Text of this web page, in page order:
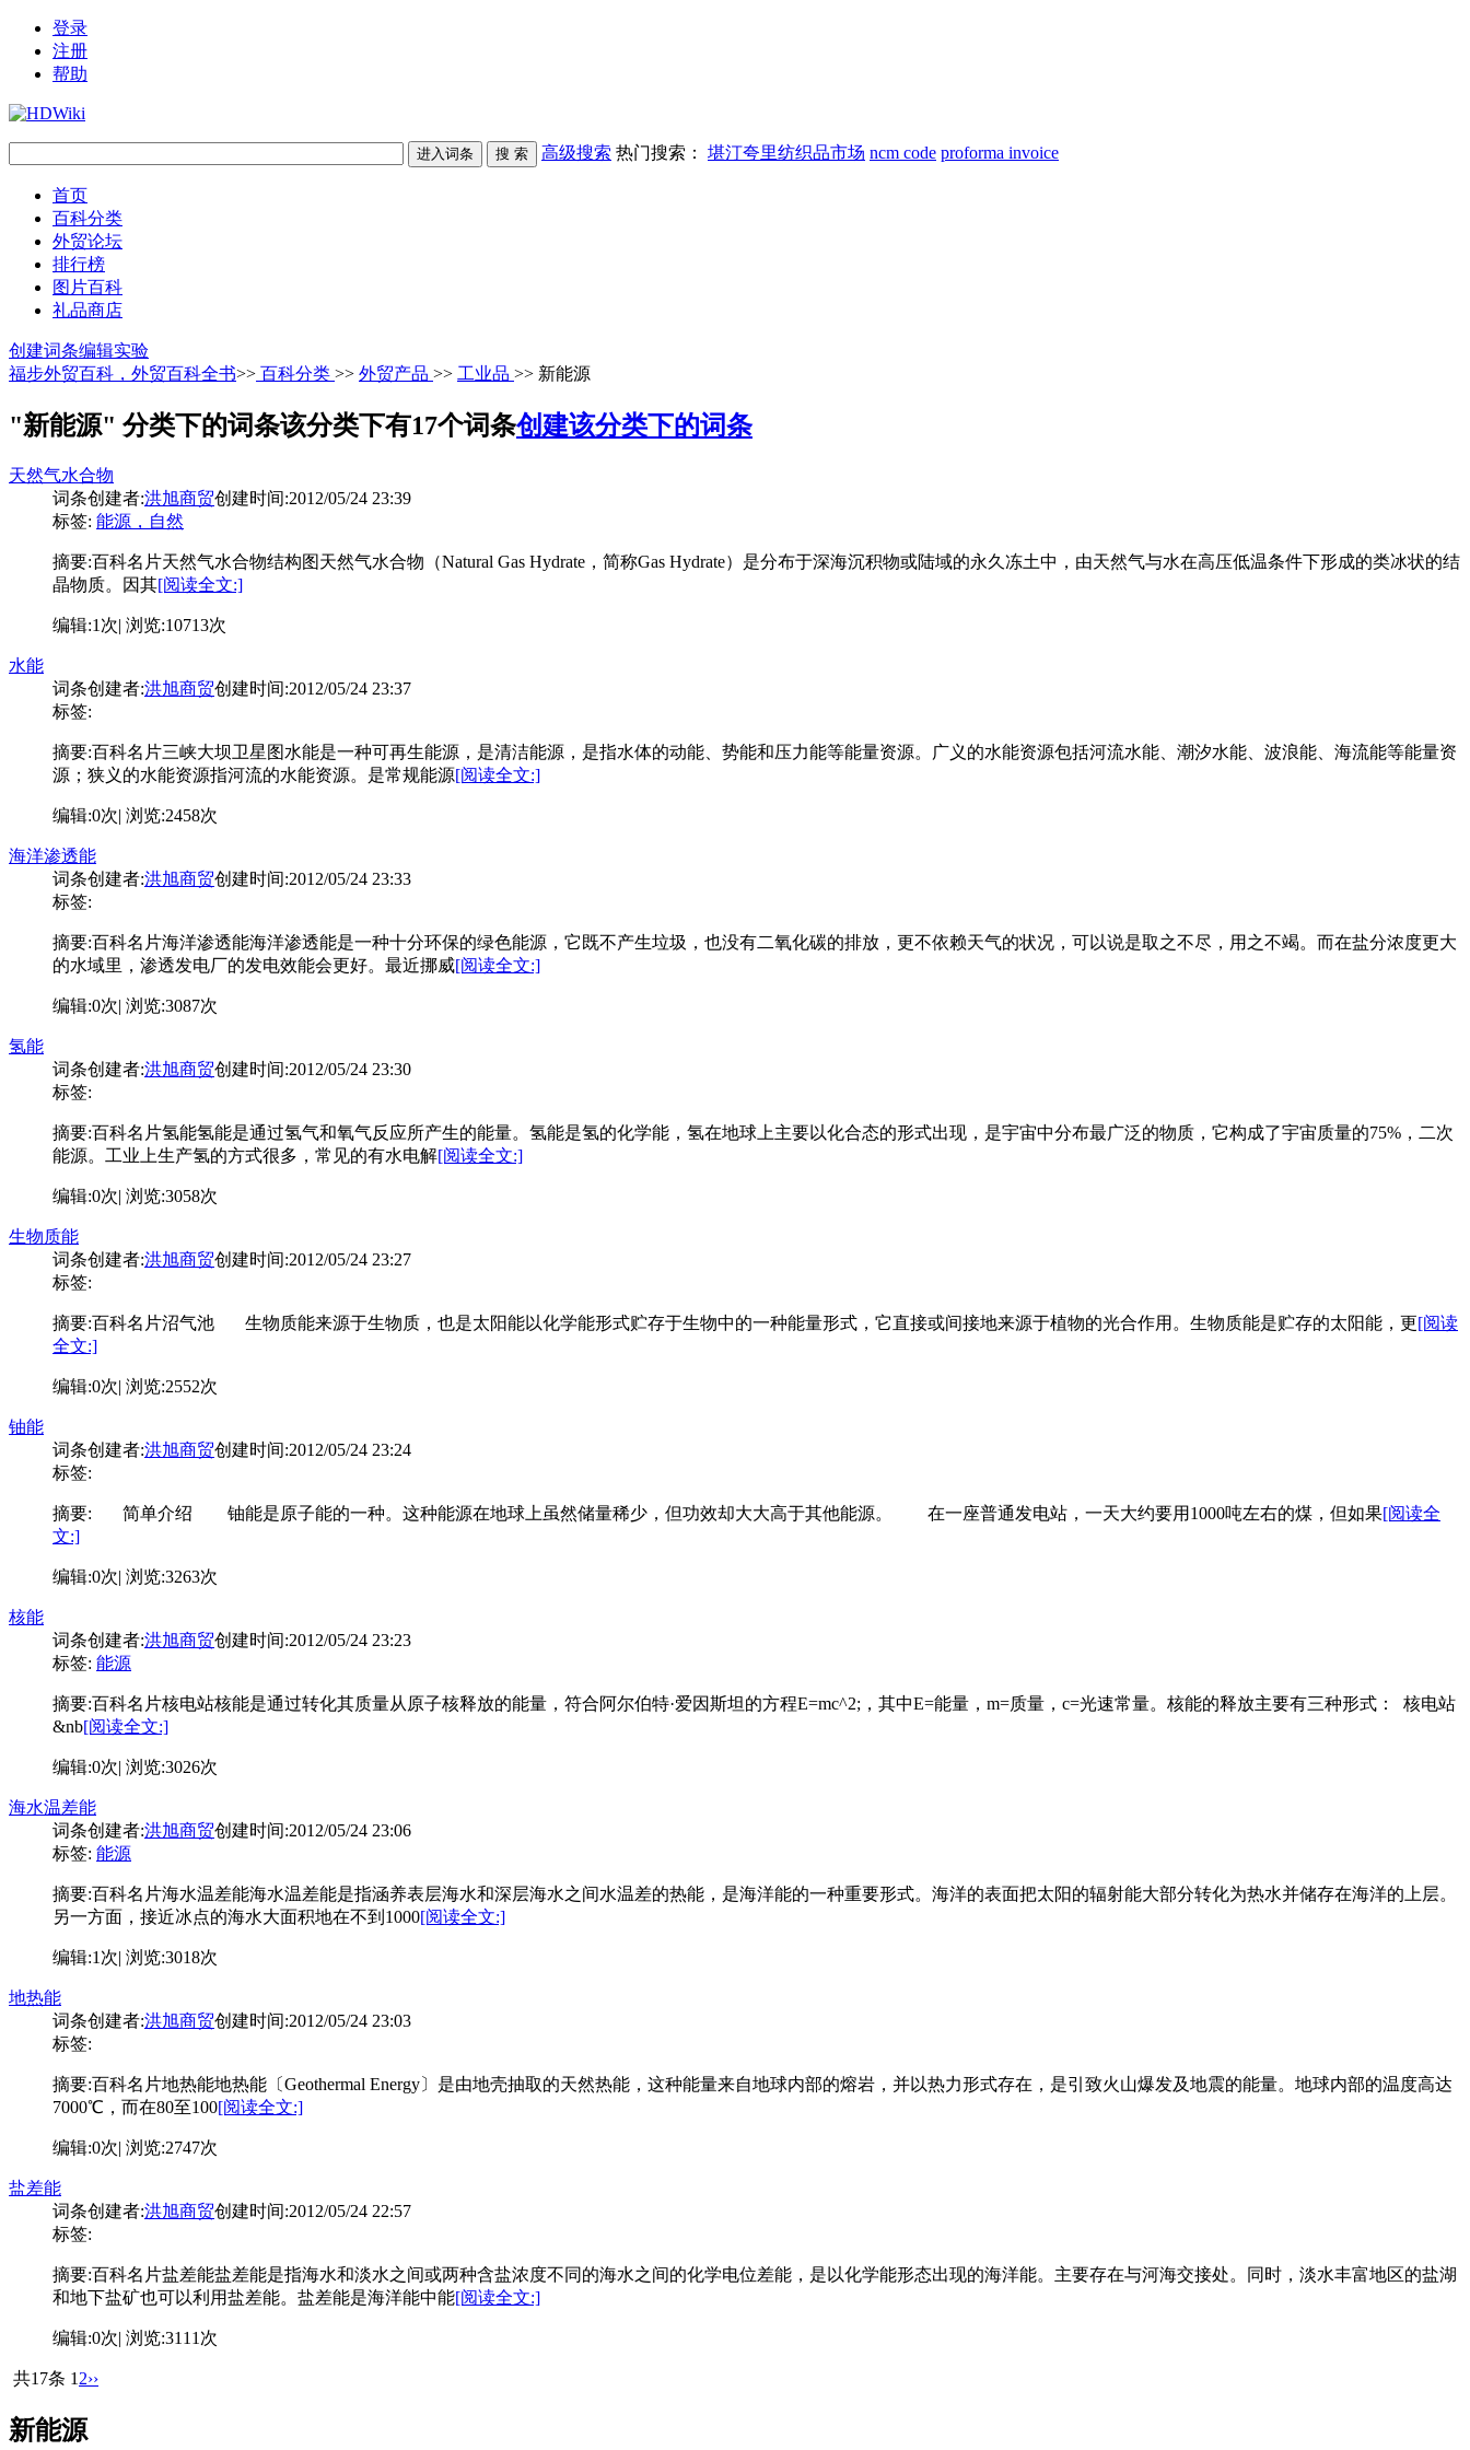
登录
注册
帮助
高级搜索 热门搜索： 堪汀夸里纺织品市场 ncm code proforma invoice
首页
百科分类
外贸论坛
排行榜
图片百科
礼品商店
创建词条编辑实验
福步外贸百科，外贸百科全书>> 百科分类 >> 外贸产品 >> 工业品 >> 新能源
"新能源" 分类下的词条该分类下有17个词条创建该分类下的词条
天然气水合物
词条创建者:洪旭商贸创建时间:2012/05/24 23:39
标签: 能源，自然
摘要:百科名片天然气水合物结构图天然气水合物（Natural Gas Hydrate，简称Gas Hydrate）是分布于深海沉积物或陆域的永久冻土中，由天然气与水在高压低温条件下形成的类冰状的结
晶物质。因其[阅读全文:]
编辑:1次| 浏览:10713次
水能
词条创建者:洪旭商贸创建时间:2012/05/24 23:37
标签:
摘要:百科名片三峡大坝卫星图水能是一种可再生能源，是清洁能源，是指水体的动能、势能和压力能等能量资源。广义的水能资源包括河流水能、潮汐水能、波浪能、海流能等能量资
源；狭义的水能资源指河流的水能资源。是常规能源[阅读全文:]
编辑:0次| 浏览:2458次
海洋渗透能
词条创建者:洪旭商贸创建时间:2012/05/24 23:33
标签:
摘要:百科名片海洋渗透能海洋渗透能是一种十分环保的绿色能源，它既不产生垃圾，也没有二氧化碳的排放，更不依赖天气的状况，可以说是取之不尽，用之不竭。而在盐分浓度更大
的水域里，渗透发电厂的发电效能会更好。最近挪威[阅读全文:]
编辑:0次| 浏览:3087次
氢能
词条创建者:洪旭商贸创建时间:2012/05/24 23:30
标签:
摘要:百科名片氢能氢能是通过氢气和氧气反应所产生的能量。氢能是氢的化学能，氢在地球上主要以化合态的形式出现，是宇宙中分布最广泛的物质，它构成了宇宙质量的75%，二次
能源。工业上生产氢的方式很多，常见的有水电解[阅读全文:]
编辑:0次| 浏览:3058次
生物质能
词条创建者:洪旭商贸创建时间:2012/05/24 23:27
标签:
摘要:百科名片沼气池 生物质能来源于生物质，也是太阳能以化学能形式贮存于生物中的一种能量形式，它直接或间接地来源于植物的光合作用。生物质能是贮存的太阳能，更[阅读
全文:]
编辑:0次| 浏览:2552次
铀能
词条创建者:洪旭商贸创建时间:2012/05/24 23:24
标签:
摘要: 简单介绍 铀能是原子能的一种。这种能源在地球上虽然储量稀少，但功效却大大高于其他能源。 在一座普通发电站，一天大约要用1000吨左右的煤，但如果[阅读全
文:]
编辑:0次| 浏览:3263次
核能
词条创建者:洪旭商贸创建时间:2012/05/24 23:23
标签: 能源
摘要:百科名片核电站核能是通过转化其质量从原子核释放的能量，符合阿尔伯特·爱因斯坦的方程E=mc^2;，其中E=能量，m=质量，c=光速常量。核能的释放主要有三种形式： 核电站
&nb[阅读全文:]
编辑:0次| 浏览:3026次
海水温差能
词条创建者:洪旭商贸创建时间:2012/05/24 23:06
标签: 能源
摘要:百科名片海水温差能海水温差能是指涵养表层海水和深层海水之间水温差的热能，是海洋能的一种重要形式。海洋的表面把太阳的辐射能大部分转化为热水并储存在海洋的上层。
另一方面，接近冰点的海水大面积地在不到1000[阅读全文:]
编辑:1次| 浏览:3018次
地热能
词条创建者:洪旭商贸创建时间:2012/05/24 23:03
标签:
摘要:百科名片地热能地热能〔Geothermal Energy〕是由地壳抽取的天然热能，这种能量来自地球内部的熔岩，并以热力形式存在，是引致火山爆发及地震的能量。地球内部的温度高达
7000℃，而在80至100[阅读全文:]
编辑:0次| 浏览:2747次
盐差能
词条创建者:洪旭商贸创建时间:2012/05/24 22:57
标签:
摘要:百科名片盐差能盐差能是指海水和淡水之间或两种含盐浓度不同的海水之间的化学电位差能，是以化学能形态出现的海洋能。主要存在与河海交接处。同时，淡水丰富地区的盐湖
和地下盐矿也可以利用盐差能。盐差能是海洋能中能[阅读全文:]
编辑:0次| 浏览:3111次
共17条 1 2››
新能源